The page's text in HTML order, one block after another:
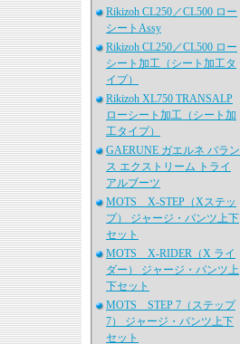
Rikizoh CL250／CL500 ロー
シートAssy
Rikizoh CL250／CL500 ロー
シート加工（シート加工タ
イプ）
Rikizoh XL750 TRANSALP
ローシート加工（シート加
工タイプ）
GAERUNE ガエルネ バラン
ス エクストリーム トライ
アルブーツ
MOTS X-STEP（Xステッ
プ） ジャージ・パンツ上下
セット
MOTS X-RIDER（X ライ
ダー） ジャージ・パンツ上
下セット
MOTS STEP 7（ステップ
7） ジャージ・パンツ上下
セット